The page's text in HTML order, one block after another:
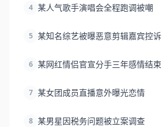
4 某人气歌手演唱会全程跑调被嘲
5 某知名综艺被曝恶意剪辑嘉宾控诉
6 某网红情侣官宣分手三年感情结束
7 某女团成员直播意外曝光恋情
8 某男星因税务问题被立案调查